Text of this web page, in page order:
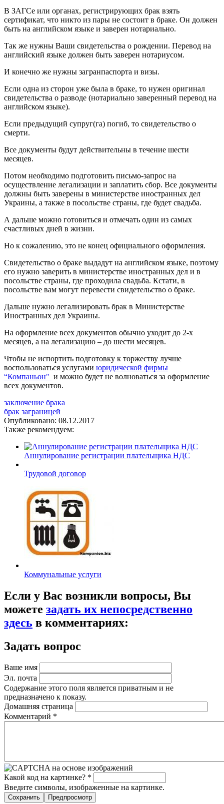
В ЗАГСе или органах, регистрирующих брак взять
сертификат, что никто из пары не состоит в браке. Он должен
быть на английском языке и заверен нотариально.
Так же нужны Ваши свидетельства о рождении. Перевод на
английский языке должен быть заверен нотариусом.
И конечно же нужны загранпаспорта и визы.
Если одна из сторон уже была в браке, то нужен оригинал
свидетельства о разводе (нотариально заверенный перевод на
английском языке).
Если предыдущий супруг(га) погиб, то свидетельство о
смерти.
Все документы будут действительны в течение шести
месяцев.
Потом необходимо подготовить письмо-запрос на
осуществление легализации и заплатить сбор. Все документы
должны быть заверены в министерстве иностранных дел
Украины, а также в посольстве страны, где будет свадьба.
А дальше можно готовиться и отмечать один из самых
счастливых дней в жизни.
Но к сожалению, это не конец официального оформления.
Свидетельство о браке выдадут на английском языке, поэтому
его нужно заверить в министерстве иностранных дел и в
посольстве страны, где проходила свадьба. Кстати, в
посольстве вам могут перевести свидетельство о браке.
Дальше нужно легализировать брак в Министерстве
Иностранных дел Украины.
На оформление всех документов обычно уходит до 2-х
месяцев, а на легализацию – до шести месяцев.
Чтобы не испортить подготовку к торжеству лучше
воспользоваться услугами юридической фирмы
“Компаньон" и можно будет не волноваться за оформление
всех документов.
заключение брака
брак заграницей
Опубликовано: 08.12.2017
Также рекомендуем:
Аннулирование регистрации плательщика НДС
Трудовой договор
Коммунальные услуги
Если у Вас возникли вопросы, Вы
можете задать их непосредственно
здесь в комментариях:
Задать вопрос
Ваше имя
Эл. почта
Содержание этого поля является приватным и не
предназначено к показу.
Домашняя страница
Комментарий *
Какой код на картинке? *
Введите символы, изображенные на картинке.